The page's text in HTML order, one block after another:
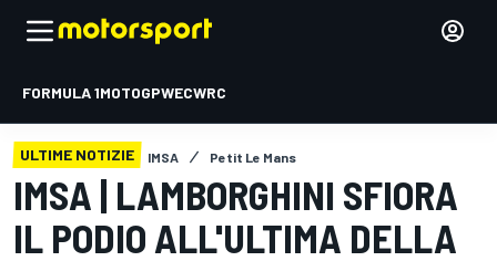
FORMULA 1MOTOGPWECWRC
ULTIME NOTIZIE IMSA Petit Le Mans
IMSA | LAMBORGHINI SFIORA
IL PODIO ALL'ULTIMA DELLA